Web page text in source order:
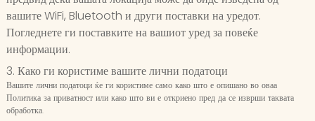
вашите WiFi, Bluetooth и други поставки на уредот.
Погледнете ги поставките на вашиот уред за повеќе
информации.
3. Како ги користиме вашите лични податоци
Вашите лични податоци ќе ги користиме само како што е опишано во оваа
Политика за приватност или како што ви е откриено пред да се изврши таквата
обработка.